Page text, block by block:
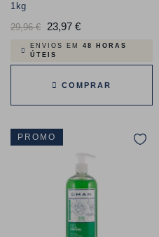
1kg
Preço
normal
29,96 € 23,97 €Preço
ENVIOS EM 48 HORAS
ÚTEIS
COMPRAR
PROMO